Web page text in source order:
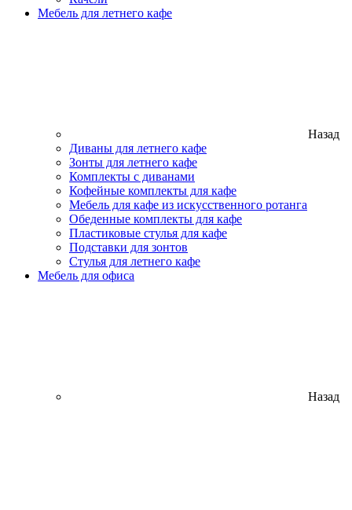
Мебель для летнего кафе
Назад
Диваны для летнего кафе
Зонты для летнего кафе
Комплекты с диванами
Кофейные комплекты для кафе
Мебель для кафе из искусственного ротанга
Обеденные комплекты для кафе
Пластиковые стулья для кафе
Подставки для зонтов
Стулья для летнего кафе
Мебель для офиса
Назад